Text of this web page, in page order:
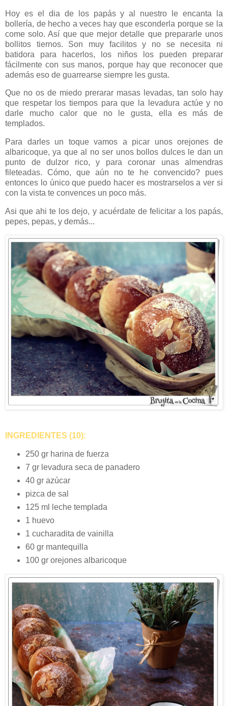
Hoy es el dia de los papás y al nuestro le encanta la
bollería, de hecho a veces hay que esconderla porque se la
come solo. Así que que mejor detalle que prepararle unos
bollitos tiernos. Son muy facilitos y no se necesita ni
batidora para hacerlos, los niños los pueden preparar
fácilmente con sus manos, porque hay que reconocer que
además eso de guarrearse siempre les gusta.
Que no os de miedo prerarar masas levadas, tan solo hay
que respetar los tiempos para que la levadura actúe y no
darle mucho calor que no le gusta, ella es más de
templados.
Para darles un toque vamos a picar unos orejones de
albaricoque, ya que al no ser unos bollos dulces le dan un
punto de dulzor rico, y para coronar unas almendras
fileteadas. Cómo, que aún no te he convencido? pues
entonces lo único que puedo hacer es mostrarselos a ver si
con la vista te convences un poco más.
Asi que ahi te los dejo, y acuérdate de felicitar a los papás,
pepes, pepas, y demás...
INGREDIENTES (10):
250 gr harina de fuerza
7 gr levadura seca de panadero
40 gr azúcar
pizca de sal
125 ml leche templada
1 huevo
1 cucharadita de vainilla
60 gr mantequilla
100 gr orejones albaricoque